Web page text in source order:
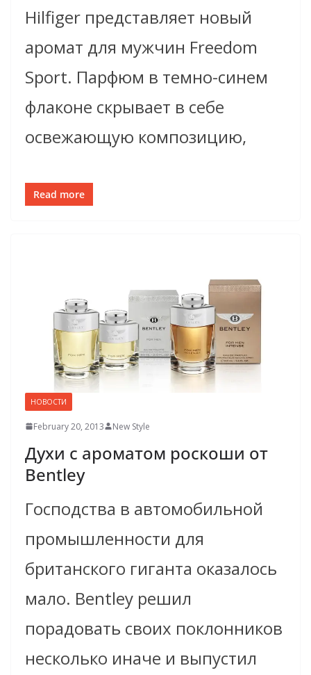
Hilfiger представляет новый
аромат для мужчин Freedom
Sport. Парфюм в темно-синем
флаконе скрывает в себе
освежающую композицию,
Read more
НОВОСТИ
February 20, 2013 New Style
Духи с ароматом роскоши от
Bentley
Господства в автомобильной
промышленности для
британского гиганта оказалось
мало. Bentley решил
порадовать своих поклонников
несколько иначе и выпустил